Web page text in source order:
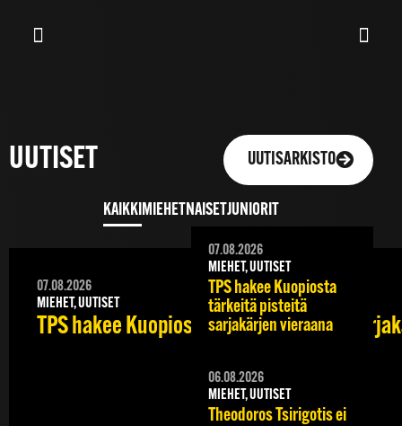
UUTISET UUTISARKISTO
KAIKKIMIEHET NAISETJUNIORIT
07.08.2026
MIEHET, UUTISET
TPS hakee Kuopiosta tärkeitä pisteitä
07.08.2026
MIEHET, UUTISET
TPS hakee Kuopiosta
tärkeitä pisteitä
sarjakärjen vieraana
06.08.2026
MIEHET, UUTISET
Theodoros Tsirigotis ei